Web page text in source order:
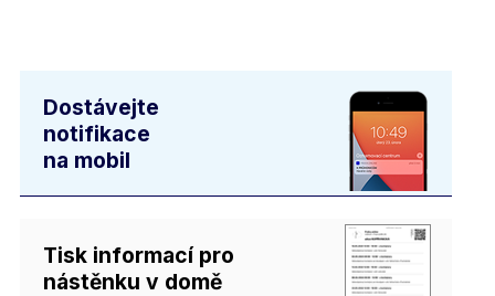
Dostávejte
notifikace
na mobil
Tisk informací pro
nástěnku v domě